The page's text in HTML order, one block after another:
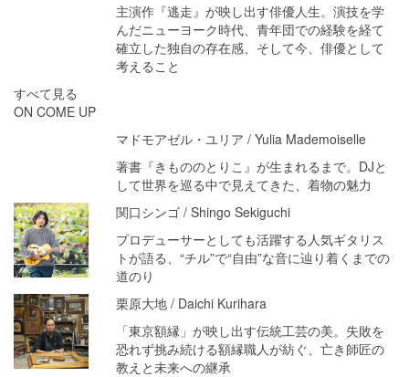
主演作『逃走』が映し出す俳優人生。演技を学
んだニューヨーク時代、青年団での経験を経て
確立した独自の存在感、そして今、俳優として
考えること
すべて見る
ON COME UP
マドモアゼル・ユリア / Yulia Mademoiselle
著書『きもののとりこ』が生まれるまで。DJと
して世界を巡る中で見えてきた、着物の魅力
関口シンゴ / Shingo Sekiguchi
プロデューサーとしても活躍する人気ギタリス
トが語る、“チル”で“自由”な音に辿り着くまでの
道のり
栗原大地 / Daichi Kurihara
「東京額縁」が映し出す伝統工芸の美。失敗を
恐れず挑み続ける額縁職人が紡ぐ、亡き師匠の
教えと未来への継承